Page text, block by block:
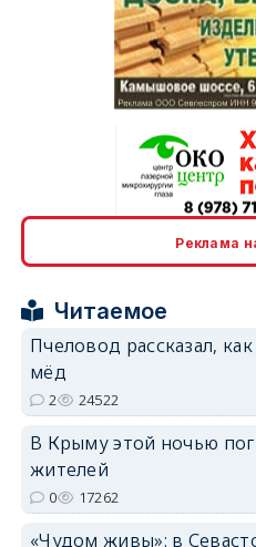
Реклама
Читаемое
Пчеловод рассказал,
мёд
2 24522
В Крыму этой ночью
жителей
0 17262
«Чудом живы»: в